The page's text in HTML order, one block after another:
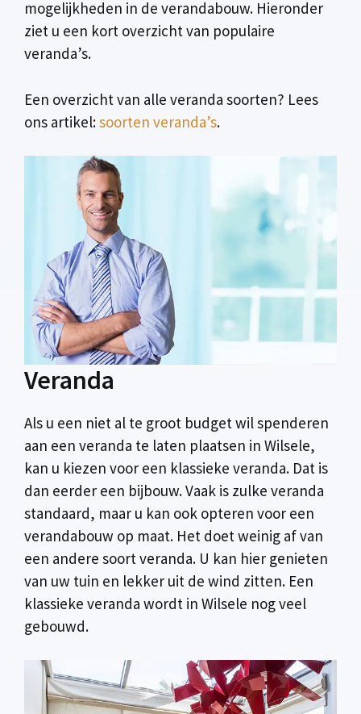
mogelijkheden in de verandabouw. Hieronder
ziet u een kort overzicht van populaire
veranda’s.
Een overzicht van alle veranda soorten? Lees
ons artikel:soorten veranda’s.
Veranda
Als u een niet al te groot budget wil spenderen
aan een veranda te laten plaatsen in Wilsele,
kan u kiezen voor een klassieke veranda. Dat is
dan eerder een bijbouw. Vaak is zulke veranda
standaard, maar u kan ook opteren voor een
verandabouw op maat. Het doet weinig af van
een andere soort veranda. U kan hier genieten
van uw tuin en lekker uit de wind zitten. Een
klassieke veranda wordt in Wilsele nog veel
gebouwd.